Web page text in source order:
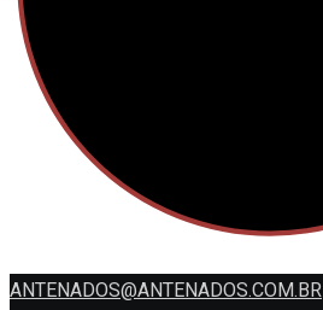
ANTENADOS@ANTENADOS.COM.BR